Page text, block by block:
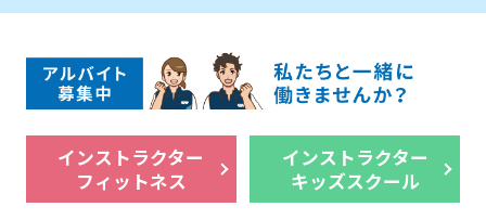
インストラクター
フィットネス
インストラクター
キッズスクール